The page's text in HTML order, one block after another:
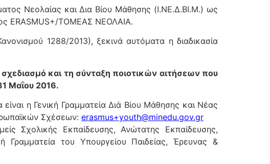
Νεολαίας και Δια Βίου Μάθησης (Ι.ΝΕ.Δ.ΒΙ.Μ.) ως
ERASMUS+/ΤΟΜΕΑΣ ΝΕΟΛΑΙΑ.
1288/2013), ξεκινά αυτόματα η διαδικασία
σχεδιασμό και τη σύνταξη ποιοτικών αιτήσεων που
Μαΐου 2016.
η Γενική Γραμματεία Διά Βίου Μάθησης και Νέας
Σχέσεων: erasmus+youth@minedu.gov.gr
Σχολικής Εκπαίδευσης, Ανώτατης Εκπαίδευσης,
Γραμματεία του Υπουργείου Παιδείας, Έρευνας &